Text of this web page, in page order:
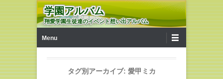
学園アルバム
翔愛学園生徒達のイベント想い出アルバム
Menu
タグ別アーカイブ: 愛甲ミカ